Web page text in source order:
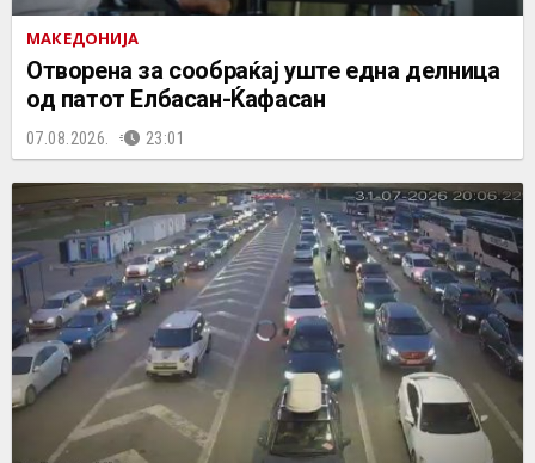
МАКЕДОНИЈА
Отворена за сообраќај уште една делница
од патот Елбасан-Ќафасан
07.08.2026. 23:01